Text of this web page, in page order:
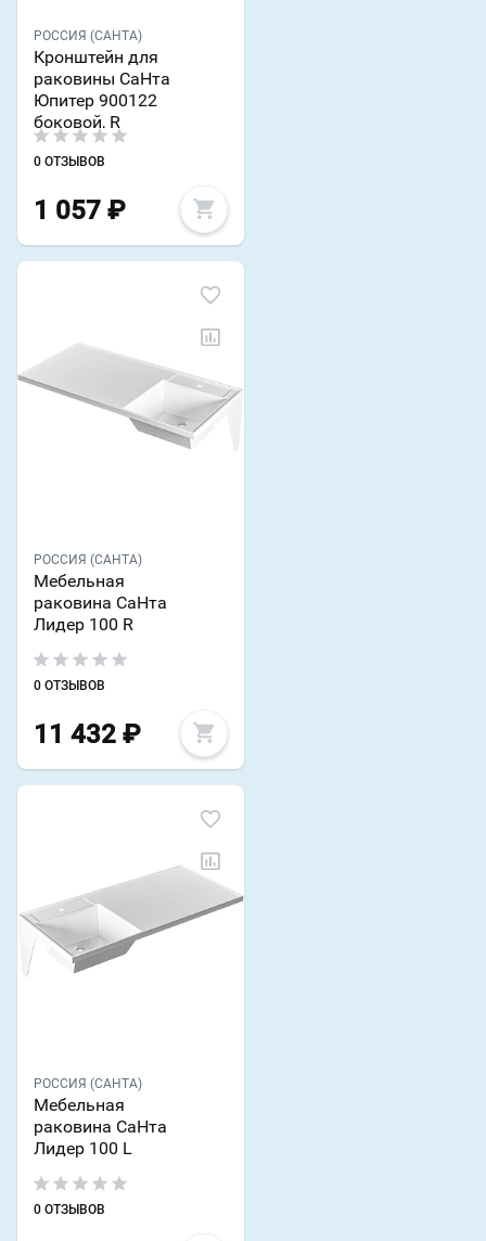
РОССИЯ (САНТА)
Кронштейн для
раковины СаНта
Юпитер 900122
боковой, R
0 ОТЗЫВОВ
1 057 ₽
РОССИЯ (САНТА)
Мебельная
раковина СаНта
Лидер 100 R
0 ОТЗЫВОВ
11 432 ₽
РОССИЯ (САНТА)
Мебельная
раковина СаНта
Лидер 100 L
0 ОТЗЫВОВ